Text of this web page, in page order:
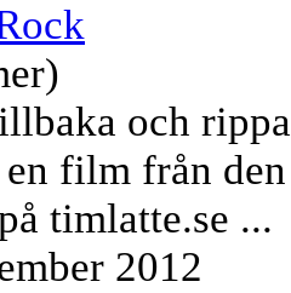
och
film från
timlatte.se ...
2012